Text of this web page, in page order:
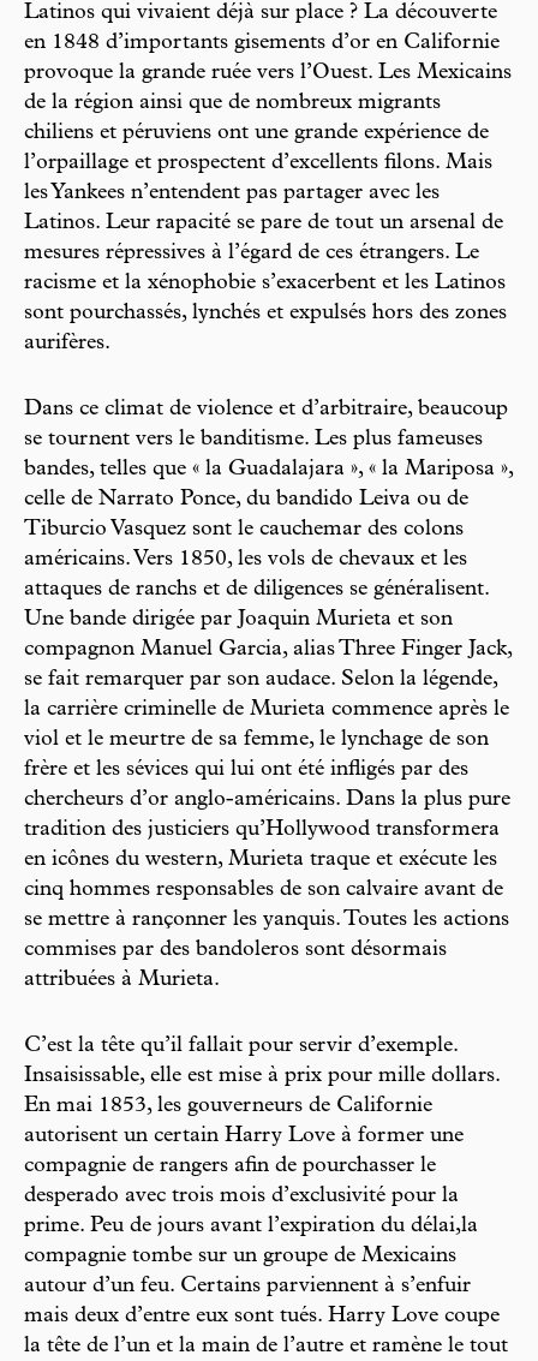
Latinos qui vivaient déjà sur place ? La découverte
en 1848 d’importants gisements d’or en Californie
provoque la grande ruée vers l’Ouest. Les Mexicains
de la région ainsi que de nombreux migrants
chiliens et péruviens ont une grande expérience de
l’orpaillage et prospectent d’excellents filons. Mais
les Yankees n’entendent pas partager avec les
Latinos. Leur rapacité se pare de tout un arsenal de
mesures répressives à l’égard de ces étrangers. Le
racisme et la xénophobie s’exacerbent et les Latinos
sont pourchassés, lynchés et expulsés hors des zones
aurifères.
Dans ce climat de violence et d’arbitraire, beaucoup
se tournent vers le banditisme. Les plus fameuses
bandes, telles que « la Guadalajara », « la Mariposa »,
celle de Narrato Ponce, du bandido Leiva ou de
Tiburcio Vasquez sont le cauchemar des colons
américains. Vers 1850, les vols de chevaux et les
attaques de ranchs et de diligences se généralisent.
Une bande dirigée par Joaquin Murieta et son
compagnon Manuel Garcia, alias Three Finger Jack,
se fait remarquer par son audace. Selon la légende,
la carrière criminelle de Murieta commence après le
viol et le meurtre de sa femme, le lynchage de son
frère et les sévices qui lui ont été infligés par des
chercheurs d’or anglo-américains. Dans la plus pure
tradition des justiciers qu’Hollywood transformera
en icônes du western, Murieta traque et exécute les
cinq hommes responsables de son calvaire avant de
se mettre à rançonner les yanquis. Toutes les actions
commises par des bandoleros sont désormais
attribuées à Murieta.
C’est la tête qu’il fallait pour servir d’exemple.
Insaisissable, elle est mise à prix pour mille dollars.
En mai 1853, les gouverneurs de Californie
autorisent un certain Harry Love à former une
compagnie de rangers afin de pourchasser le
desperado avec trois mois d’exclusivité pour la
prime. Peu de jours avant l’expiration du délai,la
compagnie tombe sur un groupe de Mexicains
autour d’un feu. Certains parviennent à s’enfuir
mais deux d’entre eux sont tués. Harry Love coupe
la tête de l’un et la main de l’autre et ramène le tout